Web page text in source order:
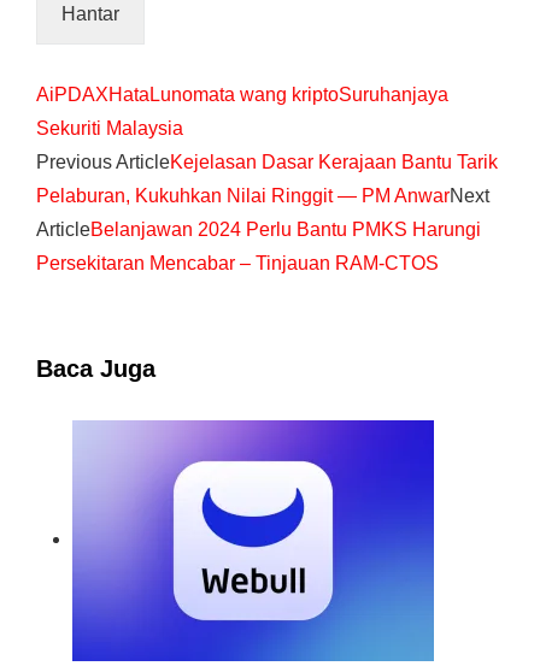
AiPDAXHata Lunomata wang kriptoSuruhanjaya
Sekuriti Malaysia
Previous ArticleKejelasan Dasar Kerajaan Bantu Tarik
Pelaburan, Kukuhkan Nilai Ringgit — PM AnwarNext
ArticleBelanjawan 2024 Perlu Bantu PMKS Harungi
Persekitaran Mencabar – Tinjauan RAM-CTOS
Baca Juga